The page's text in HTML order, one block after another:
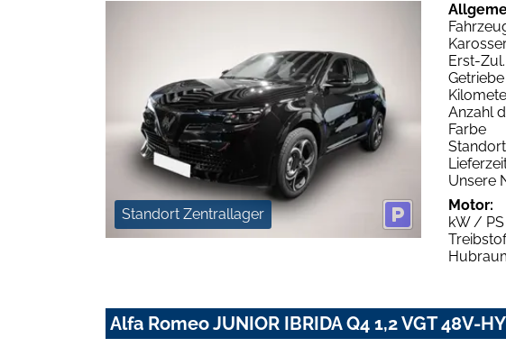
Standort Zentrallager
Erst-Zul.
Getriebe
Anzahl
Farbe
Standort
Unsere
Motor:
kW / PS
Alfa Romeo JUNIOR IBRIDA Q4 1,2 VGT 48V-